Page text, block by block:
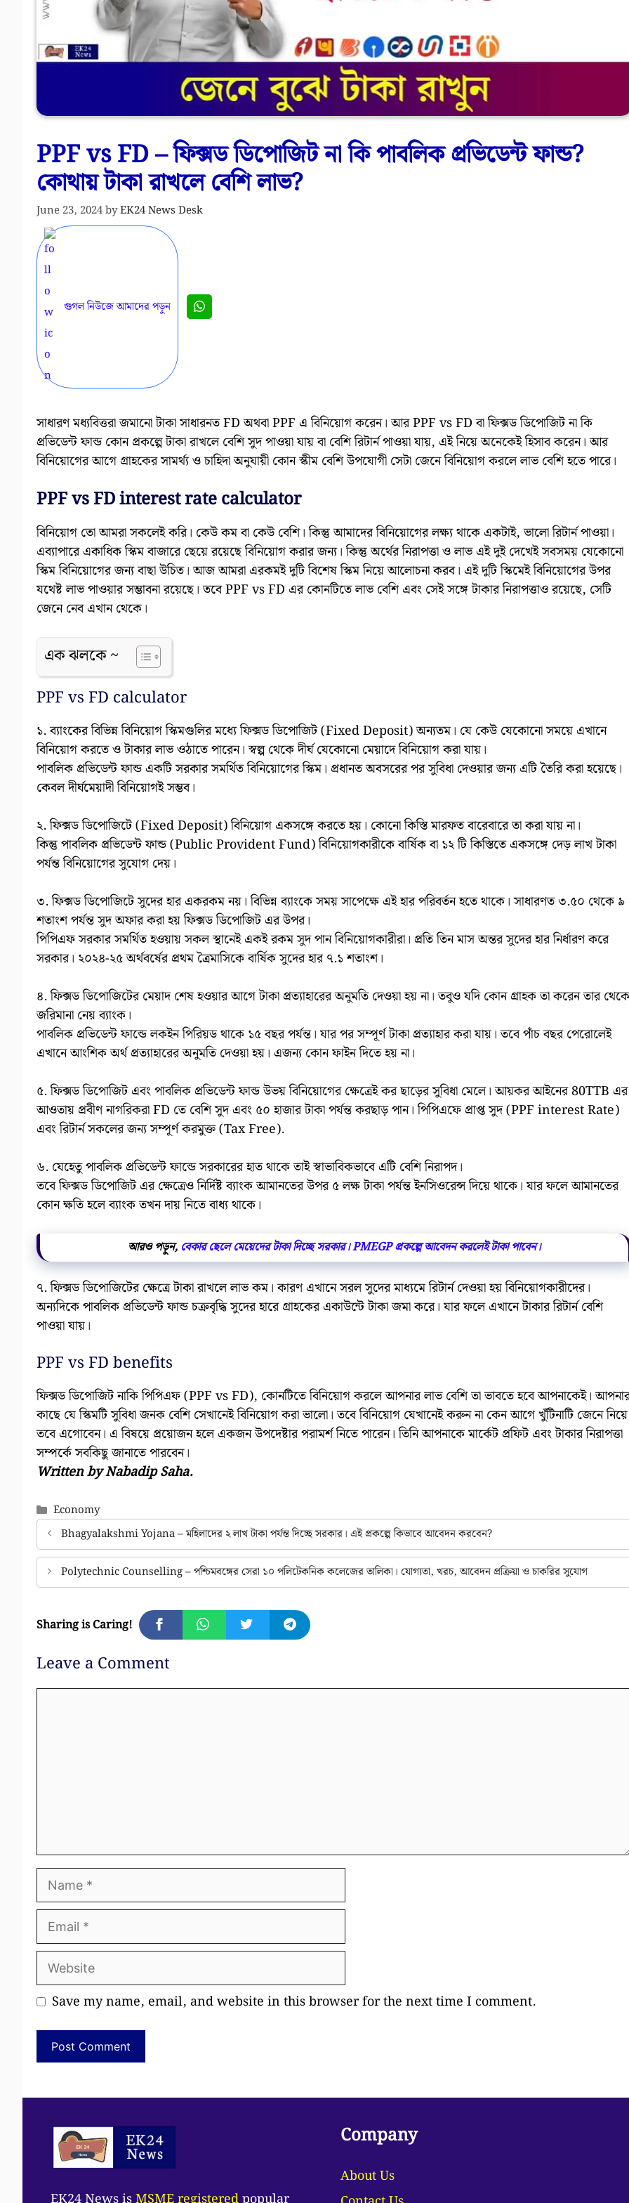
PPF vs FD – ফিক্সড ডিপোজিট না কি পাবলিক প্রভিডেন্ট ফান্ড?
কোথায় টাকা রাখলে বেশি লাভ?
June 23, 2024byEK24 News Desk
গুগল নিউজে আমাদের পড়ুন
সাধারণ মধ্যবিত্তরা জমানো টাকা সাধারনত FD অথবা PPF এ বিনিয়োগ করেন। আর PPF vs FD বা ফিক্সড ডিপোজিট না কি
প্রভিডেন্ট ফান্ড কোন প্রকল্পে টাকা রাখলে বেশি সুদ পাওয়া যায় বা বেশি রিটার্ন পাওয়া যায়, এই নিয়ে অনেকেই হিসাব করেন। আর
বিনিয়োগের আগে গ্রাহকের সামর্থ্য ও চাহিদা অনুযায়ী কোন স্কীম বেশি উপযোগী সেটা জেনে বিনিয়োগ করলে লাভ বেশি হতে পারে।
PPF vs FD interest rate calculator
বিনিয়োগ তো আমরা সকলেই করি। কেউ কম বা কেউ বেশি। কিন্তু আমাদের বিনিয়োগের লক্ষ্য থাকে একটাই, ভালো রিটার্ন পাওয়া।
এব্যাপারে একাধিক স্কিম বাজারে ছেয়ে রয়েছে বিনিয়োগ করার জন্য। কিন্তু অর্থের নিরাপত্তা ও লাভ এই দুই দেখেই সবসময় যেকোনো
স্কিম বিনিয়োগের জন্য বাছা উচিত। আজ আমরা এরকমই দুটি বিশেষ স্কিম নিয়ে আলোচনা করব। এই দুটি স্কিমেই বিনিয়োগের উপর
যথেষ্ট লাভ পাওয়ার সম্ভাবনা রয়েছে। তবে PPF vs FD এর কোনটিতে লাভ বেশি এবং সেই সঙ্গে টাকার নিরাপত্তাও রয়েছে, সেটি
জেনে নেব এখান থেকে।
এক ঝলকে ~
PPF vs FD calculator
১. ব্যাংকের বিভিন্ন বিনিয়োগ স্কিমগুলির মধ্যে ফিক্সড ডিপোজিট (Fixed Deposit) অন্যতম। যে কেউ যেকোনো সময়ে এখানে
বিনিয়োগ করতে ও টাকার লাভ ওঠাতে পারেন। স্বল্প থেকে দীর্ঘ যেকোনো মেয়াদে বিনিয়োগ করা যায়।
পাবলিক প্রভিডেন্ট ফান্ড একটি সরকার সমর্থিত বিনিয়োগের স্কিম। প্রধানত অবসরের পর সুবিধা দেওয়ার জন্য এটি তৈরি করা হয়েছে।
কেবল দীর্ঘমেয়াদী বিনিয়োগই সম্ভব।
২. ফিক্সড ডিপোজিটে (Fixed Deposit) বিনিয়োগ একসঙ্গে করতে হয়। কোনো কিস্তি মারফত বারেবারে তা করা যায় না।
কিন্তু পাবলিক প্রভিডেন্ট ফান্ড (Public Provident Fund) বিনিয়োগকারীকে বার্ষিক বা ১২ টি কিস্তিতে একসঙ্গে দেড় লাখ টাকা
পর্যন্ত বিনিয়োগের সুযোগ দেয়।
৩. ফিক্সড ডিপোজিটে সুদের হার একরকম নয়। বিভিন্ন ব্যাংকে সময় সাপেক্ষে এই হার পরিবর্তন হতে থাকে। সাধারণত ৩.৫০ থেকে ৯
শতাংশ পর্যন্ত সুদ অফার করা হয় ফিক্সড ডিপোজিট এর উপর।
পিপিএফ সরকার সমর্থিত হওয়ায় সকল স্থানেই একই রকম সুদ পান বিনিয়োগকারীরা। প্রতি তিন মাস অন্তর সুদের হার নির্ধারণ করে
সরকার। ২০২৪-২৫ অর্থবর্ষের প্রথম ত্রৈমাসিকে বার্ষিক সুদের হার ৭.১ শতাংশ।
৪. ফিক্সড ডিপোজিটের মেয়াদ শেষ হওয়ার আগে টাকা প্রত্যাহারের অনুমতি দেওয়া হয় না। তবুও যদি কোন গ্রাহক তা করেন তার থেকে
জরিমানা নেয় ব্যাংক।
পাবলিক প্রভিডেন্ট ফান্ডে লকইন পিরিয়ড থাকে ১৫ বছর পর্যন্ত। যার পর সম্পূর্ণ টাকা প্রত্যাহার করা যায়। তবে পাঁচ বছর পেরোলেই
এখানে আংশিক অর্থ প্রত্যাহারের অনুমতি দেওয়া হয়। এজন্য কোন ফাইন দিতে হয় না।
৫. ফিক্সড ডিপোজিট এবং পাবলিক প্রভিডেন্ট ফান্ড উভয় বিনিয়োগের ক্ষেত্রেই কর ছাড়ের সুবিধা মেলে। আয়কর আইনের 80TTB এর
আওতায় প্রবীণ নাগরিকরা FD তে বেশি সুদ এবং ৫০ হাজার টাকা পর্যন্ত করছাড় পান। পিপিএফে প্রাপ্ত সুদ (PPF interest Rate)
এবং রিটার্ন সকলের জন্য সম্পূর্ণ করমুক্ত (Tax Free).
৬. যেহেতু পাবলিক প্রভিডেন্ট ফান্ডে সরকারের হাত থাকে তাই স্বাভাবিকভাবে এটি বেশি নিরাপদ।
তবে ফিক্সড ডিপোজিট এর ক্ষেত্রেও নির্দিষ্ট ব্যাংক আমানতের উপর ৫ লক্ষ টাকা পর্যন্ত ইনসিওরেন্স দিয়ে থাকে। যার ফলে আমানতের
কোন ক্ষতি হলে ব্যাংক তখন দায় নিতে বাধ্য থাকে।
আরও পড়ুন, বেকার ছেলে মেয়েদের টাকা দিচ্ছে সরকার। PMEGP প্রকল্পে আবেদন করলেই টাকা পাবেন।
৭. ফিক্সড ডিপোজিটের ক্ষেত্রে টাকা রাখলে লাভ কম। কারণ এখানে সরল সুদের মাধ্যমে রিটার্ন দেওয়া হয় বিনিয়োগকারীদের।
অন্যদিকে পাবলিক প্রভিডেন্ট ফান্ড চক্রবৃদ্ধি সুদের হারে গ্রাহকের একাউন্টে টাকা জমা করে। যার ফলে এখানে টাকার রিটার্ন বেশি
পাওয়া যায়।
PPF vs FD benefits
ফিক্সড ডিপোজিট নাকি পিপিএফ (PPF vs FD), কোনটিতে বিনিয়োগ করলে আপনার লাভ বেশি তা ভাবতে হবে আপনাকেই।
কাছে যে স্কিমটি সুবিধা জনক বেশি সেখানেই বিনিয়োগ করা ভালো। তবে বিনিয়োগ যেখানেই করুন না কেন আগে খুঁটিনাটি জেনে নিয়ে
তবে এগোবেন। এ বিষয়ে প্রয়োজন হলে একজন উপদেষ্টার পরামর্শ নিতে পারেন। তিনি আপনাকে মার্কেট প্রফিট এবং টাকার নিরাপত্তা
সম্পর্কে সবকিছু জানাতে পারবেন।
Written by Nabadip Saha.
Categories
Economy
Bhagyalakshmi Yojana – মহিলাদের ২ লাখ টাকা পর্যন্ত দিচ্ছে সরকার। এই প্রকল্পে কিভাবে আবেদন করবেন?
Polytechnic Counselling – পশ্চিমবঙ্গের সেরা ১০ পলিটেকনিক কলেজের তালিকা। যোগ্যতা, খরচ, আবেদন প্রক্রিয়া ও চাকরির সুযোগ
Sharing is Caring!
Leave a Comment
Name
Email
Website
Save my name, email, and website in this browser for the next time I comment.
Company
About Us